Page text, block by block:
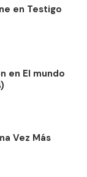
en Testigo
en El mundo
Vez Más